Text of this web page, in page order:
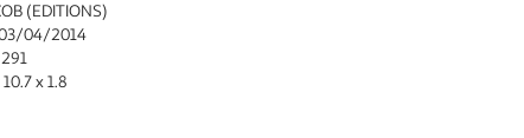
(EDITIONS)
04/2014
291
x 1.8